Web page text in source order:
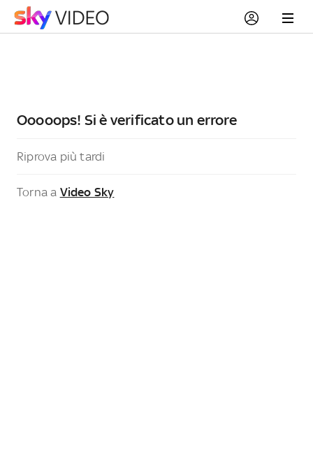
Ooooops! Si è verificato un errore
Riprova più tardi
Torna a Video Sky